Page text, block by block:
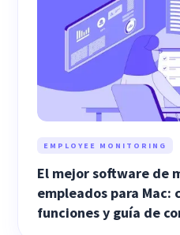
EMPLOYEE MONITORING
El mejor software de
empleados para Mac:
funciones y guía de